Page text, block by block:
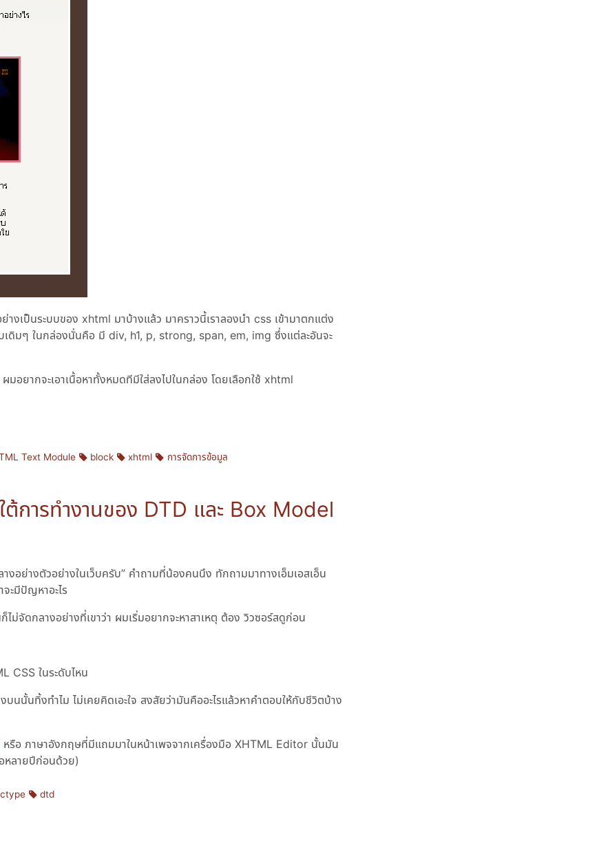
งเป็นระบบของ xhtml มาบ้างแล้ว มาคราวนี้เราลองนำ css เข้ามาตกแต่ง
ดิมๆ ในกล่องนั่นคือ มี div, h1, p, strong, span, em, img ซึ่งแต่ละอันจะ
อยากจะเอาเนื้อหาทั้งหมดทีมีใส่ลงไปในกล่อง โดยเลือกใช้ xhtml
Text Module block xhtml การจัดการข้อมูล
การทำงานของ DTD และ Box Model
งอย่างตัวอย่างในเว็บครับ” คำถามที่น้องคนนึง ทักถามมาทางเอ็มเอสเอ็น
ะมีปัญหาอะไร
ม่จัดกลางอย่างที่เขาว่า ผมเริ่มอยากจะหาสาเหตุ ต้อง วิวซอร์สดูก่อน
CSS ในระดับไหน
นั้นทิ้งทำไม ไม่เคยคิดเอะใจ สงสัยว่ามันคืออะไรแล้วหาคำตอบให้กับชีวิตบ้าง
หรือ ภาษาอังกฤษที่มีแถมมาในหน้าเพจจากเครื่องมือ XHTML Editor นั้นมัน
หลายปีก่อนด้วย)
dtd